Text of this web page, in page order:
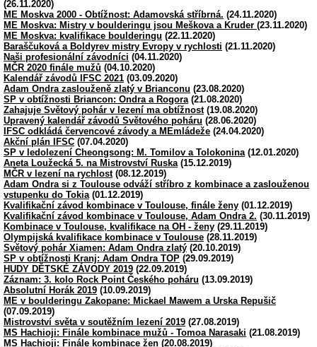
(26.11.2020)
ME Moskva 2000 - Obtížnost: Adamovská stříbrná. (24.11.2020)
ME Moskva: Mistry v boulderingu jsou Meškova a Kruder (23.11.2020)
ME Moskva: kvalifikace boulderingu (22.11.2020)
Baraščuková a Boldyrev mistry Evropy v rychlosti (21.11.2020)
Naši profesionální závodníci (04.11.2020)
MČR 2020 finále mužů (04.10.2020)
Kalendář závodů IFSC 2021 (03.09.2020)
Adam Ondra zaslouženě zlatý v Brianconu (23.08.2020)
SP v obtížnosti Briancon: Ondra a Rogora(21.08.2020)
Zahajuje Světový pohár v lezení ma obtížnost(19.08.2020)
Upravený kalendář závodů Světového poháru (28.06.2020)
IFSC odkládá červencové závody a MEmládeže (24.04.2020)
Akční plán IFSC (07.04.2020)
SP v ledolezení Cheongsong: M. Tomilov a Tolokonina(12.01.2020)
Aneta Loužecká 5. na Mistrovství Ruska(15.12.2019)
MČR v lezení na rychlost(08.12.2019)
Adam Ondra si z Toulouse odváží stříbro z kombinace a zaslouženou
vstupenku do Tokia(01.12.2019)
Kvalifikační závod kombinace v Toulouse, finále ženy (01.12.2019)
Kvalifikační závod kombinace v Toulouse, Adam Ondra 2. (30.11.2019)
Kombinace v Toulouse, kvalifikace na OH - ženy (29.11.2019)
Olympijská kvalifikace kombinace v Toulouse (28.11.2019)
Světový pohár Xiamen: Adam Ondra zlatý (20.10.2019)
SP v obtížnosti Kranj: Adam Ondra TOP (29.09.2019)
HUDY DĚTSKÉ ZÁVODY 2019 (22.09.2019)
Záznam: 3. kolo Rock Point Českého poháru (13.09.2019)
Absolutní Horák 2019 (10.09.2019)
ME v boulderingu Zakopane: Mickael Mawem a Urska Repušič
(07.09.2019)
Mistrovství světa v soutěžním lezení 2019 (27.08.2019)
MS Hachioji: Finále kombinace mužů - Tomoa Narasaki (21.08.2019)
MS Hachioji: Finále kombinace žen (20.08.2019)